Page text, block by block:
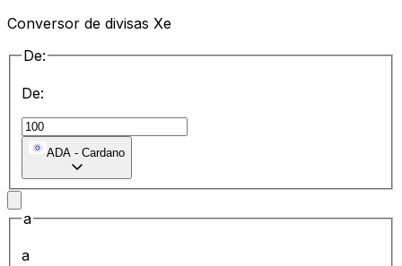
Conversor de divisas Xe
De:
De:
ADA - Cardano
a
a